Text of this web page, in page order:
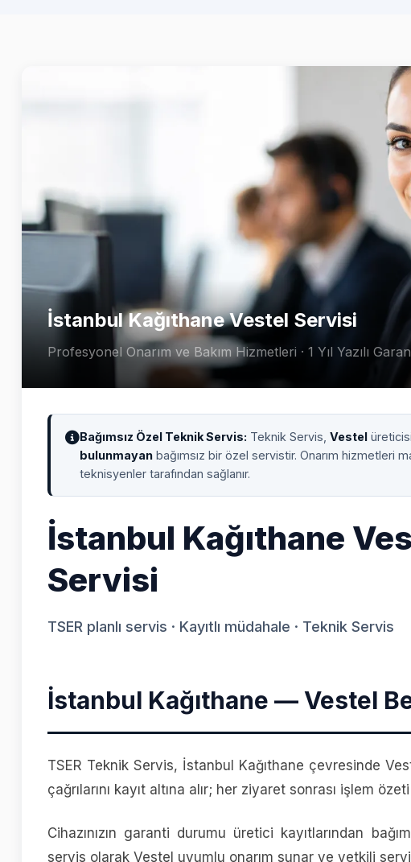
İstanbul Kağıthane Vestel Servisi
Profesyonel Onarım ve Bakım Hizmetleri · 1 Yıl Yazılı
Bağımsız Özel Teknik Servis: Teknik Servis,Vestel
bulunmayan bağımsız bir özel servistir. Onarım hizmetleri
teknisyenler tarafından sağlanır.
İstanbul Kağıthane
Servisi
TSER planlı servis · Kayıtlı müdahale · Teknik Servis
İstanbul Kağıthane — Vestel
TSER Teknik Servis, İstanbul Kağıthane çevresinde
çağrılarını kayıt altına alır; her ziyaret sonrası işlem
Cihazınızın garanti durumu üretici kayıtlarından
servis olarak Vestel uyumlu onarım sunar ve yetkili servis